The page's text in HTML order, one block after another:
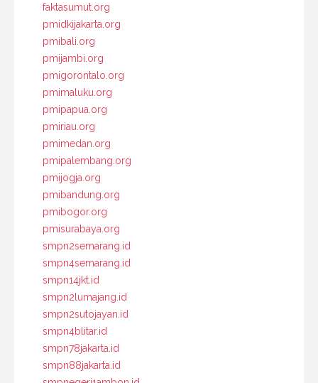
faktasumut.org
pmidkijakarta.org
pmibali.org
pmijambi.org
pmigorontalo.org
pmimaluku.org
pmipapua.org
pmiriau.org
pmimedan.org
pmipalembang.org
pmijogja.org
pmibandung.org
pmibogor.org
pmisurabaya.org
smpn2semarang.id
smpn4semarang.id
smpn14jkt.id
smpn2lumajang.id
smpn2sutojayan.id
smpn4blitar.id
smpn78jakarta.id
smpn88jakarta.id